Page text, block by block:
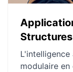
modulaire